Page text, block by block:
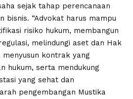
sejak tahap perencanaan
bisnis. “Advokat harus mampu
risiko hukum, membangun
melindungi aset dan Hak
kontrak yang
hukum, serta mendukung
yang sehat dan
pengembangan Mustika